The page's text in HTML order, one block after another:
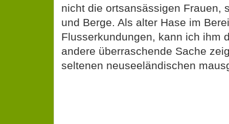
nicht die ortsansässigen Frauen,
und Berge. Als alter Hase im
Flusserkundungen, kann ich ihm
andere überraschende Sache
seltenen neuseeländischen